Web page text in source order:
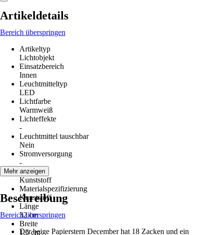
Artikeldetails
Bereich überspringen
Artikeltyp
Lichtobjekt
Einsatzbereich
Innen
Leuchtmitteltyp
LED
Lichtfarbe
Warmweiß
Lichteffekte
-
Leuchtmittel tauschbar
Nein
Stromversorgung
-
Material
Kunststoff
Materialspezifizierung
Kunststoff
Länge
32 cm
Breite
1,5 cm
Mehr anzeigen
Beschreibung
Bereich überspringen
Der beige Papierstern December hat 18 Zacken und ein